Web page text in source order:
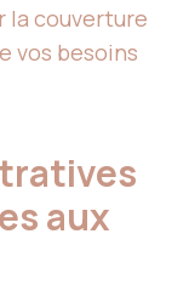
la couverture
vos besoins
aux